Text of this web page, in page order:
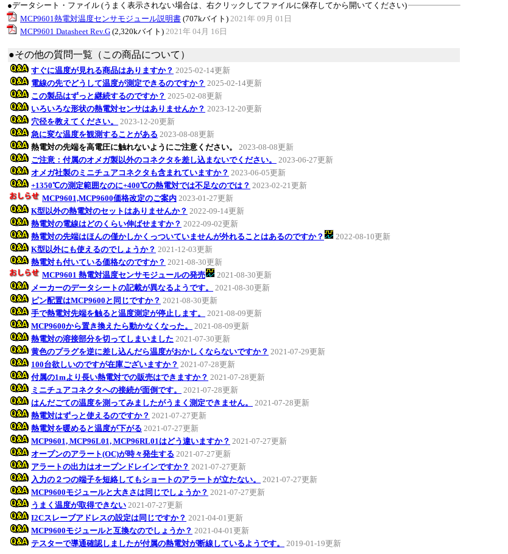
●データシート・ファイル (うまく表示されない場合は、右クリックしてファイルに保存してから開いてください)
MCP9601熱電対温度センサモジュール説明書 (707kバイト) 2021年 09月 01日
MCP9601 Datasheet Rev.G (2,320kバイト) 2021年 04月 16日
●その他の質問一覧（この商品について）
すぐに温度が見れる商品はありますか？ 2025-02-14更新
電線の先でどうして温度が測定できるのですか？ 2025-02-14更新
この製品はずっと継続するのですか？ 2025-02-08更新
いろいろな形状の熱電対センサはありませんか？ 2023-12-20更新
穴径を教えてください。
2023-12-20更新
急に変な温度を観測することがある 2023-08-08更新
熱電対の先端を高電圧に触れないようにご注意ください。
2023-08-08更新
ご注意：付属のオメガ製以外のコネクタを差し込まないでください。
2023-06-27更新
オメガ社製のミニチュアコネクタも含まれていますか？ 2023-06-05更新
+1350℃の測定範囲なのに+400℃の熱電対では不足なのでは？ 2023-02-21更新
MCP9601,MCP9600価格改定のご案内 2023-01-27更新
K型以外の熱電対のセットはありませんか？ 2022-09-14更新
熱電対の電線はどのくらい伸ばせますか？ 2022-09-02更新
熱電対の先端はほんの僅かしかくっついていませんが外れることはあるのですか？
2022-08-10更新
K型以外にも使えるのでしょうか？ 2021-12-03更新
熱電対も付いている価格なのですか？ 2021-08-30更新
MCP9601 熱電対温度センサモジュールの発売
2021-08-30更新
メーカーのデータシートの記載が異なるようです。
2021-08-30更新
ピン配置はMCP9600と同じですか？ 2021-08-30更新
手で熱電対先端を触ると温度測定が停止します。
2021-08-09更新
MCP9600から置き換えたら動かなくなった。
2021-08-09更新
熱電対の溶接部分を切ってしまいました 2021-07-30更新
黄色のプラグを逆に差し込んだら温度がおかしくならないですか？ 2021-07-29更新
100台欲しいのですが在庫ございますか？ 2021-07-28更新
付属の1mより長い熱電対での販売はできますか？ 2021-07-28更新
ミニチュアコネクタへの接続が面倒です。
2021-07-28更新
はんだごての温度を測ってみましたがうまく測定できません。
2021-07-28更新
熱電対はずっと使えるのですか？ 2021-07-27更新
熱電対を暖めると温度が下がる 2021-07-27更新
MCP9601, MCP96L01, MCP96RL01はどう違いますか？ 2021-07-27更新
オープンのアラート(OC)が時々発生する 2021-07-27更新
アラートの出力はオープンドレインですか？ 2021-07-27更新
入力の２つの端子を短絡してもショートのアラートが立たない。
2021-07-27更新
MCP9600モジュールと大きさは同じでしょうか？ 2021-07-27更新
うまく温度が取得できない 2021-07-27更新
I2Cスレーブアドレスの設定は同じですか？ 2021-04-01更新
MCP9600モジュールと互換なのでしょうか？ 2021-04-01更新
テスターで導通確認しましたが付属の熱電対が断線しているようです。
2019-01-19更新